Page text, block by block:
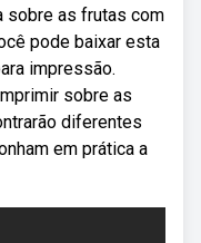
sobre as frutas com
pode baixar esta
impressão.
sobre as
diferentes
em prática a